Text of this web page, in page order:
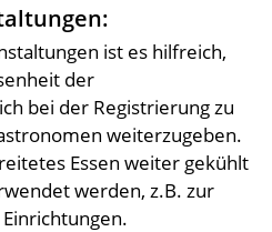
ist es hilfreich,
der
bei der Registrierung zu
weiterzugeben.
Essen weiter gekühlt
werden, z.B. zur